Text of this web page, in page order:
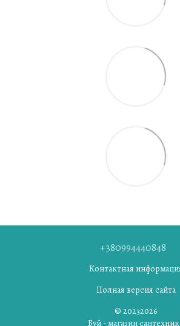
+380994440848
Контактная
Полная версия сайта
© 20232026
Буй - магазин